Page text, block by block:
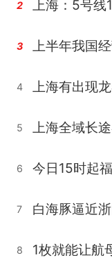
2
3
4 上海有出现
5 上海全域长
6 今日15时起
7 白海豚逼近
8